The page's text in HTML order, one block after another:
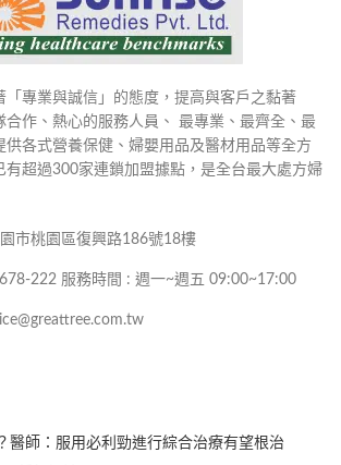
「專業與誠信」的態度，提高與客戶之黏著
合作、熱心的服務人員、 最專業、最齊全、最
供各式營養保健、婦嬰用品及醫材用品等全方
有超過300家連鎖加盟據點，是全台最大處方婦
市桃園區復興路186號18樓
222 服務時間 : 週一~週五 09:00~17:00
醫師：服用必利勁進行綜合治療有望根治